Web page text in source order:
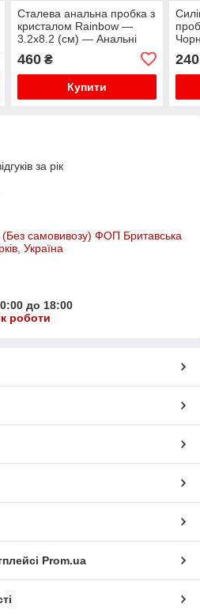
Сталева анальна пробка з
кристалом Rainbow —
3.2x8.2 (см) — Анальні
460₴
Купити
240
за рік
самовивозу) ФОП Бритавська
Україна
до 18:00
роботи
Prom.ua